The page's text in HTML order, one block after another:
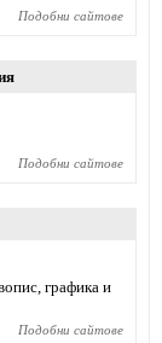
Подобни сайтове
Подобни сайтове
графика и
Подобни сайтове